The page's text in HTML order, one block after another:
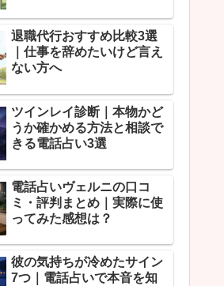
退職代行おすすめ比較3選
｜仕事を辞めたいけど言え
ない方へ
ツインレイ診断｜本物かど
うか確かめる方法と相談で
きる電話占い3選
電話占いヴェルニの口コ
ミ・評判まとめ｜実際に使
ってみた感想は？
彼の気持ちが冷めたサイン
7つ｜電話占いで本音を知